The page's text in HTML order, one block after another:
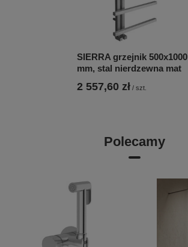
SIERRA grzejnik 500x1000
mm, stal nierdzewna mat
2 557,60 zł / szt.
Polecamy